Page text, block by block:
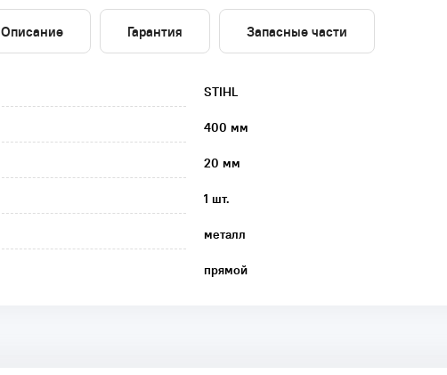
Описание Гарантия Запасные части
STIHL
400 мм
20 мм
1 шт.
металл
прямой